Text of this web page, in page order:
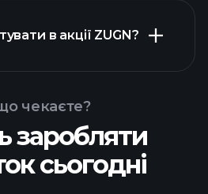
ZUGN
Playtrade Tournaments
в акції ZUGN?
чекаєте?
заробляти
сьогодні